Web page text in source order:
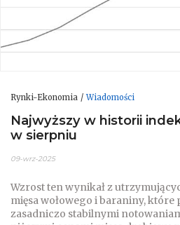
Rynki-Ekonomia Wiadomości
Najwyższy w historii
w sierpniu
09-wrz-2025
Wzrost ten wynikał z
mięsa wołowego i baraniny, które
zasadniczo stabilnymi